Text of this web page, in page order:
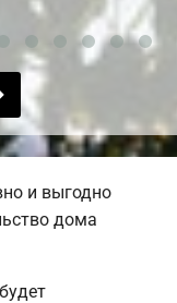
и выгодно
дома